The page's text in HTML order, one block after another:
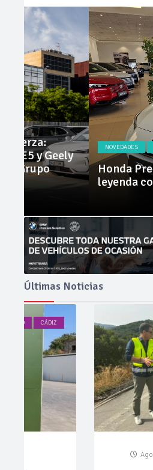
más!
NOVEDADES SEVILLA
Honda Prelude, el
leyenda con alma de
Últimas Noticias
87 0